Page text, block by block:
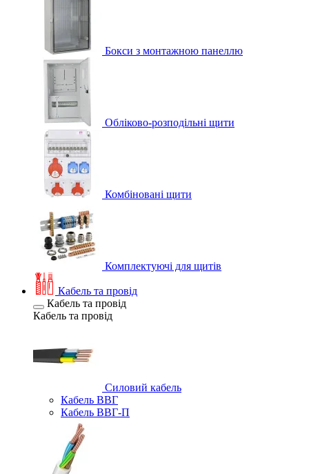
Бокси з монтажною панеллю
Обліково-розподільні щити
Комбіновані щити
Комплектуючі для щитів
Кабель та провід
Кабель та провід
Кабель та провід
Силовий кабель
Кабель ВВГ
Кабель ВВГ-П